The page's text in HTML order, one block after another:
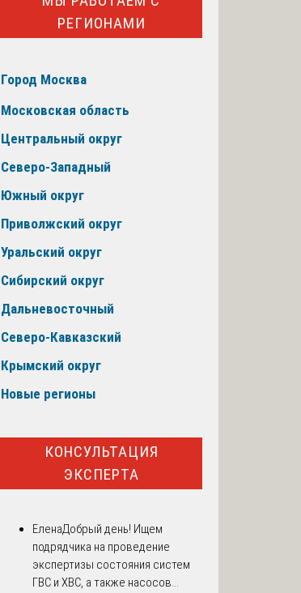
РЕГИОНАМИ
Город Москва
Московская область
Центральный округ
Северо-Западный
Южный округ
Приволжский округ
Уральский округ
Сибирский округ
Дальневосточный
Северо-Кавказский
Крымский округ
Новые регионы
КОНСУЛЬТАЦИЯ
ЭКСПЕРТА
ЕленаДобрый день! Ищем
подрядчика на проведение
экспертизы состояния систем
ГВС и ХВС, а также насосов...